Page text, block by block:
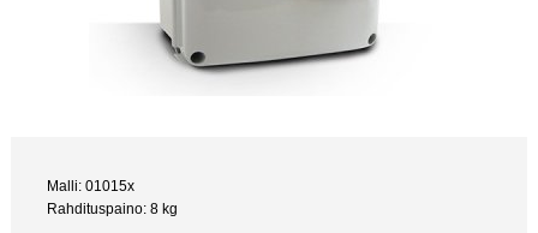
Malli: 01015x
Rahdituspaino: 8 kg